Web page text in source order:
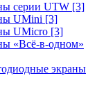
серии UTW [3]
UMini [3]
UMicro [3]
«Всё-в-одном»
экраны